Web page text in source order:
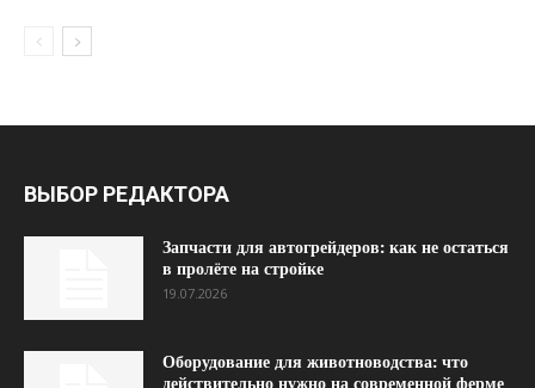
ВЫБОР РЕДАКТОРА
Запчасти для автогрейдеров: как не остаться
в пролёте на стройке
19.07.2026
Оборудование для животноводства: что
действительно нужно на современной ферме